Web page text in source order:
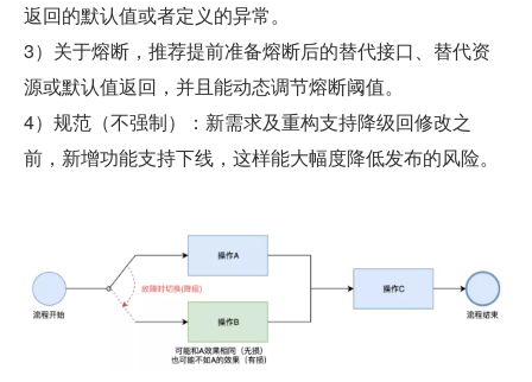
返回的默认值或者定义的异常。
3）关于熔断，推荐提前准备熔断后的替代接口、替代资
源或默认值返回，并且能动态调节熔断阈值。
4）规范（不强制）：新需求及重构支持降级回修改之
前，新增功能支持下线，这样能大幅度降低发布的风险。